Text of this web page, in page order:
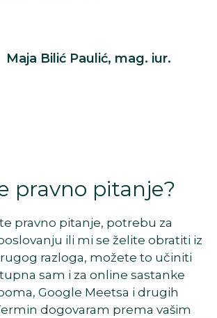
Maja Bilić Paulić, mag. iur.
pravno pitanje?
pravno pitanje, potrebu za
ili mi se želite obratiti iz
razloga, možete to učiniti
sam i za online sastanke
Google Meetsa i drugih
dogovaram prema vašim